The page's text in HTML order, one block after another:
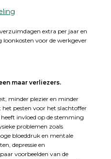
extra per jaar en
voor de werkgever
maar verliezers.
minder plezier en minder
pesten voor het slachtoffer
invloed op de stemming
problemen zoals
bloeddruk en mentale
depressie en
voorbeelden van de